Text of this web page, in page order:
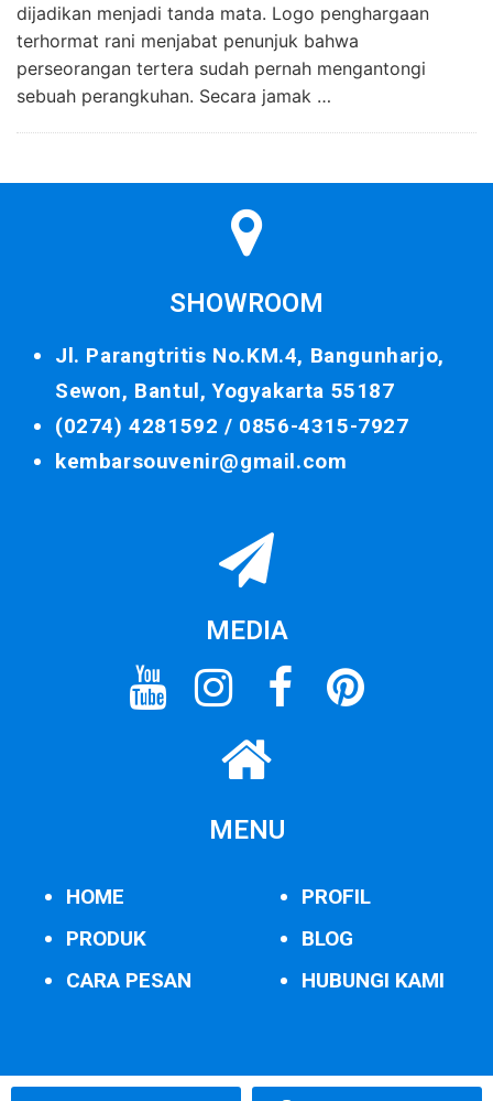
dijadikan menjadi tanda mata. Logo penghargaan
terhormat rani menjabat penunjuk bahwa
perseorangan tertera sudah pernah mengantongi
sebuah perangkuhan. Secara jamak …
SHOWROOM
Jl. Parangtritis No.KM.4, Bangunharjo,
Sewon, Bantul, Yogyakarta 55187
(0274) 4281592 / 0856-4315-7927
kembarsouvenir@gmail.com
MEDIA
MENU
HOME
PRODUK
CARA PESAN
PROFIL
BLOG
HUBUNGI KAMI